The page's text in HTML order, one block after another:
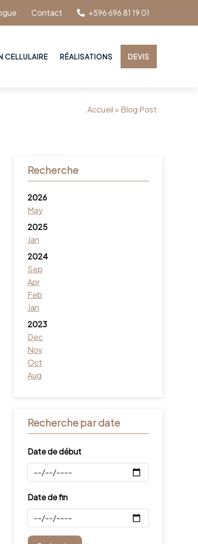
Contact +596 696 81 19 01
CELLULAIRE RÉALISATIONS DEVIS
Accueil > Blog Post
Recherche
2026
May
2025
Jan
2024
Sep
Apr
Feb
Jan
2023
Dec
Nov
Oct
Aug
Recherche par date
Date de début
Date de fin